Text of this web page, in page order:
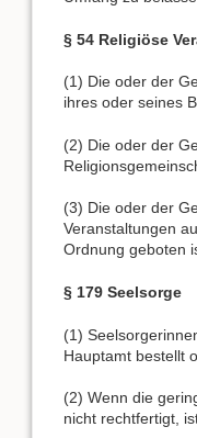
§ 54 Religiöse
(1) Die oder der
ihres oder seines
(2) Die oder der
(3) Die oder der
Veranstaltungen
Ordnung geboten
§ 179 Seelsorge
(1)
Hauptamt bestellt
(2) Wenn die
nicht rechtfertigt,